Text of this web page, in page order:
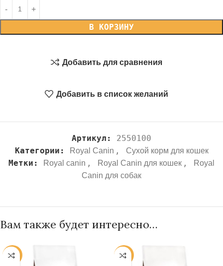
В КОРЗИНУ
Добавить для сравнения
Добавить в список желаний
Артикул: 2550100
Категории:
Royal Canin , Сухой корм для кошек
Метки: Royal canin , Royal Canin для кошек ,
Royal
Canin для собак
Вам также будет интересно…
-25% -25%